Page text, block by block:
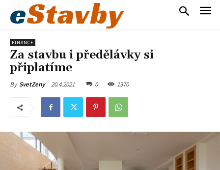
eStavby
FINANCE
Za stavbu i předělávky si
připlatíme
By SvetZeny 20.4.2021 0 1370